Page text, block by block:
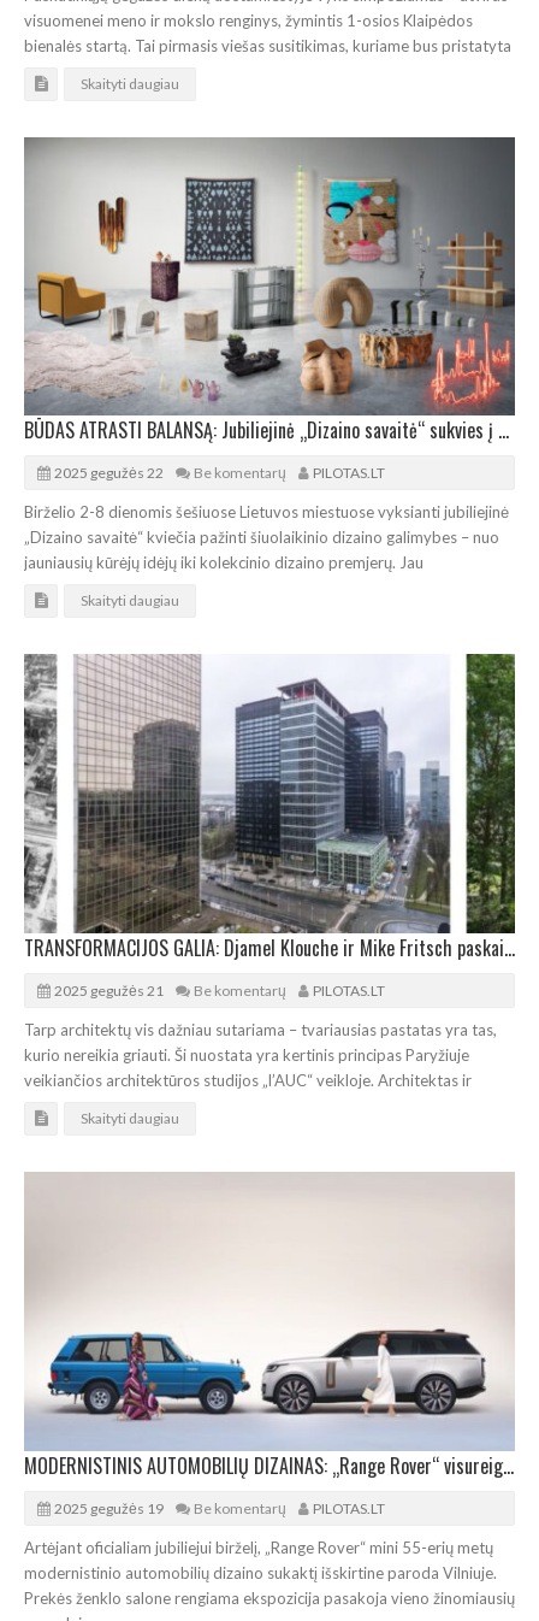
visuomenei meno ir mokslo renginys, žymintis 1-osios Klaipėdos
bienalės startą. Tai pirmasis viešas susitikimas, kuriame bus pristatyta
Skaityti daugiau
BŪDAS ATRASTI BALANSĄ: Jubiliejinė „Dizaino savaitė“ sukvies į 6 Lietuvos miestus
2025 gegužės 22 Be komentarų PILOTAS.LT
Birželio 2-8 dienomis šešiuose Lietuvos miestuose vyksianti jubiliejinė
„Dizaino savaitė“ kviečia pažinti šiuolaikinio dizaino galimybes – nuo
jauniausių kūrėjų idėjų iki kolekcinio dizaino premjerų. Jau
Skaityti daugiau
TRANSFORMACIJOS GALIA: Djamel Klouche ir Mike Fritsch paskaita MO muziejuje
2025 gegužės 21 Be komentarų PILOTAS.LT
Tarp architektų vis dažniau sutariama – tvariausias pastatas yra tas,
kurio nereikia griauti. Ši nuostata yra kertinis principas Paryžiuje
veikiančios architektūros studijos „l’AUC“ veikloje. Architektas ir
Skaityti daugiau
MODERNISTINIS AUTOMOBILIŲ DIZAINAS: „Range Rover“ visureigių paroda Vilniuje
2025 gegužės 19 Be komentarų PILOTAS.LT
Artėjant oficialiam jubiliejui birželį, „Range Rover“ mini 55-erių metų
modernistinio automobilių dizaino sukaktį išskirtine paroda Vilniuje.
Prekės ženklo salone rengiama ekspozicija pasakoja vieno žinomiausių